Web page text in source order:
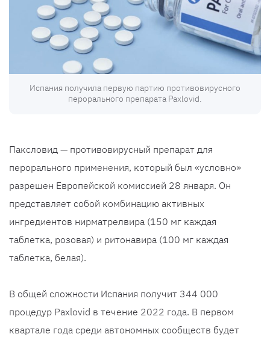
Испания получила первую партию противовирусного
перорального препарата Paxlovid.
Паксловид — противовирусный препарат для
перорального применения, который был «условно»
разрешен Европейской комиссией 28 января. Он
представляет собой комбинацию активных
ингредиентов нирматрелвира (150 мг каждая
таблетка, розовая) и ритонавира (100 мг каждая
таблетка, белая).
В общей сложности Испания получит 344 000
процедур Paxlovid в течение 2022 года. В первом
квартале года среди автономных сообществ будет